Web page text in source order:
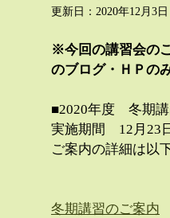
更新日： 2020年12月3日
※今回の講習会の
のブログ・ＨＰの
■2020年度　冬期
実施期間　12月23
ご案内の詳細は以
冬期講習のご案内